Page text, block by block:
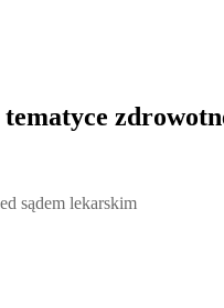
lekarskim, Marcin
sądem lekarskim